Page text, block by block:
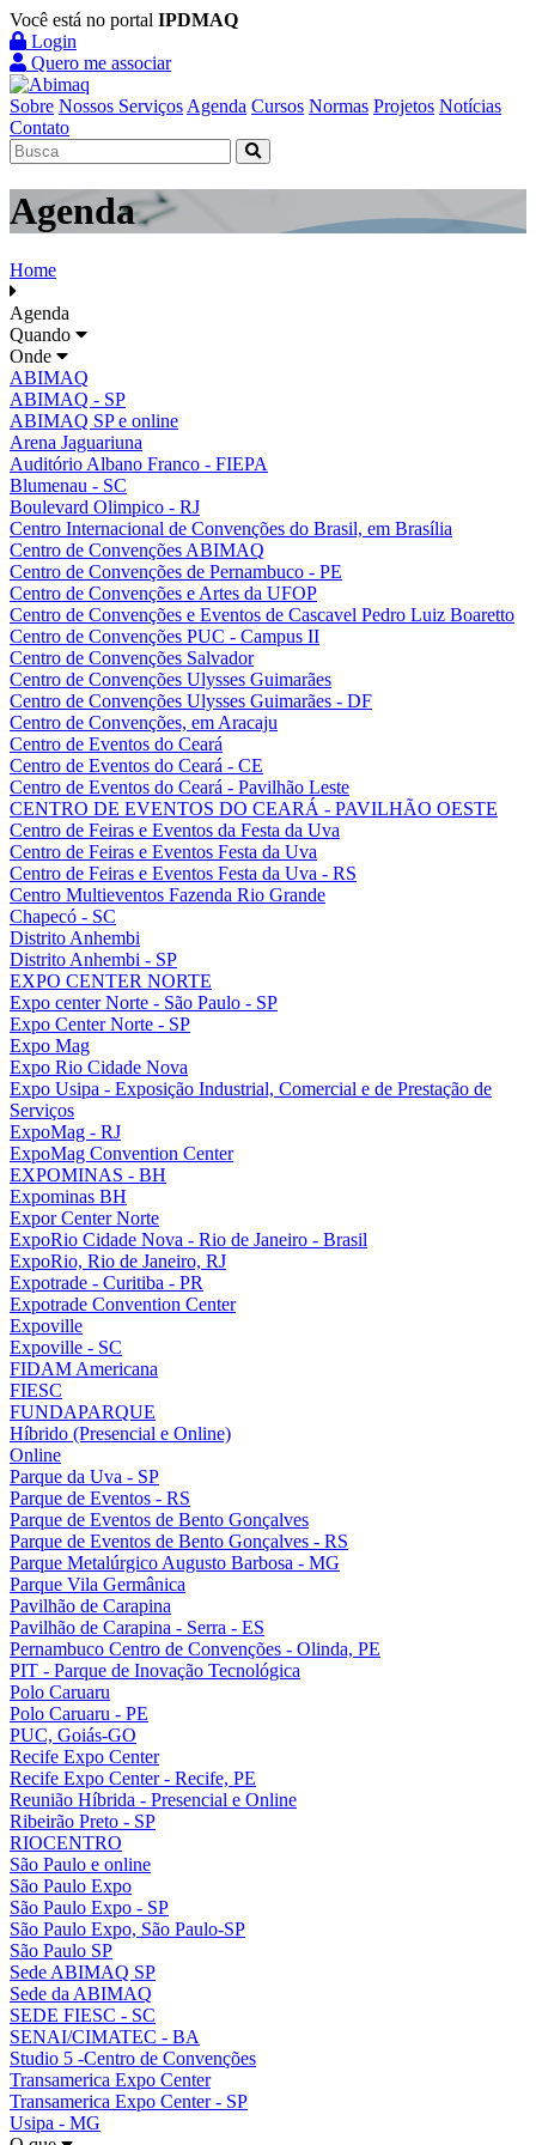
Você está no portal IPDMAQ
Login
Quero me associar
Sobre Nossos Serviços Agenda Cursos Normas Projetos Notícias
Contato
Agenda
Home
Agenda
Quando
Onde
ABIMAQ
ABIMAQ - SP
ABIMAQ SP e online
Arena Jaguariuna
Auditório Albano Franco - FIEPA
Blumenau - SC
Boulevard Olimpico - RJ
Centro Internacional de Convenções do Brasil, em Brasília
Centro de Convenções ABIMAQ
Centro de Convenções de Pernambuco - PE
Centro de Convenções e Artes da UFOP
Centro de Convenções e Eventos de Cascavel Pedro Luiz Boaretto
Centro de Convenções PUC - Campus II
Centro de Convenções Salvador
Centro de Convenções Ulysses Guimarães
Centro de Convenções Ulysses Guimarães - DF
Centro de Convenções, em Aracaju
Centro de Eventos do Ceará
Centro de Eventos do Ceará - CE
Centro de Eventos do Ceará - Pavilhão Leste
CENTRO DE EVENTOS DO CEARÁ - PAVILHÃO OESTE
Centro de Feiras e Eventos da Festa da Uva
Centro de Feiras e Eventos Festa da Uva
Centro de Feiras e Eventos Festa da Uva - RS
Centro Multieventos Fazenda Rio Grande
Chapecó - SC
Distrito Anhembi
Distrito Anhembi - SP
EXPO CENTER NORTE
Expo center Norte - São Paulo - SP
Expo Center Norte - SP
Expo Mag
Expo Rio Cidade Nova
Expo Usipa - Exposição Industrial, Comercial e de Prestação de
Serviços
ExpoMag - RJ
ExpoMag Convention Center
EXPOMINAS - BH
Expominas BH
Expor Center Norte
ExpoRio Cidade Nova - Rio de Janeiro - Brasil
ExpoRio, Rio de Janeiro, RJ
Expotrade - Curitiba - PR
Expotrade Convention Center
Expoville
Expoville - SC
FIDAM Americana
FIESC
FUNDAPARQUE
Híbrido (Presencial e Online)
Online
Parque da Uva - SP
Parque de Eventos - RS
Parque de Eventos de Bento Gonçalves
Parque de Eventos de Bento Gonçalves - RS
Parque Metalúrgico Augusto Barbosa - MG
Parque Vila Germânica
Pavilhão de Carapina
Pavilhão de Carapina - Serra - ES
Pernambuco Centro de Convenções - Olinda, PE
PIT - Parque de Inovação Tecnológica
Polo Caruaru
Polo Caruaru - PE
PUC, Goiás-GO
Recife Expo Center
Recife Expo Center - Recife, PE
Reunião Híbrida - Presencial e Online
Ribeirão Preto - SP
RIOCENTRO
São Paulo e online
São Paulo Expo
São Paulo Expo - SP
São Paulo Expo, São Paulo-SP
São Paulo SP
Sede ABIMAQ SP
Sede da ABIMAQ
SEDE FIESC - SC
SENAI/CIMATEC - BA
Studio 5 -Centro de Convenções
Transamerica Expo Center
Transamerica Expo Center - SP
Usipa - MG